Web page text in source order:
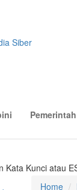
Siber
Pemerintah
Kata Kunci atau
Home